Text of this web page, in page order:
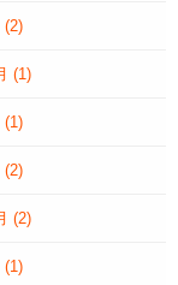
(2)
(1)
(1)
(2)
(2)
(1)